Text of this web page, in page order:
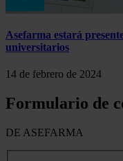
Asefarma estará
universitarios
14 de febrero de 2024
Formulario de
DE ASEFARMA